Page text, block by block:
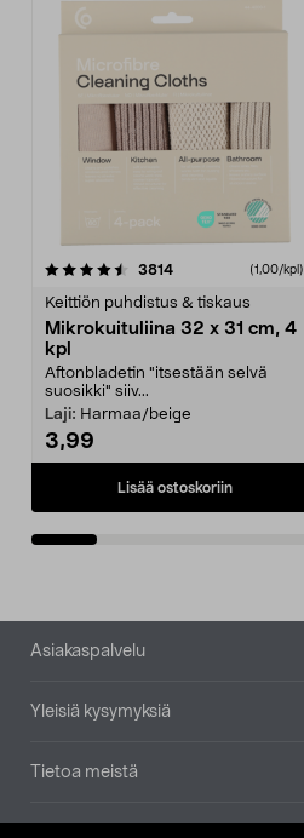
3814arvostelut (1,00/kpl)
Keittiön puhdistus & tiskaus
Mikrokuituliina 32 x 31 cm, 4
kpl
Aftonbladetin "itsestään selvä
suosikki" siiv...
Laji: Harmaa/beige
3,99
Lisää ostoskoriin
4.5viidestä
Alatunniste
Asiakaspalvelu
Yleisiä kysymyksiä
Tietoa meistä